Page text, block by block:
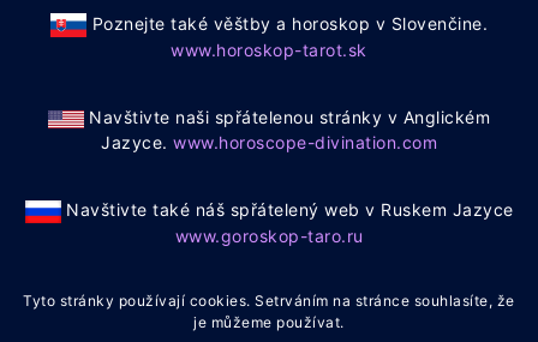
Poznejte také věštby a horoskop v Slovenčine.
www.horoskop-tarot.sk
Navštivte naši spřátelenou stránky v Anglickém
Jazyce. www.horoscope-divination.com
Navštivte také náš spřátelený web v Ruskem Jazyce
www.goroskop-taro.ru
Tyto stránky používají cookies. Setrváním na stránce souhlasíte, že
je můžeme používat.